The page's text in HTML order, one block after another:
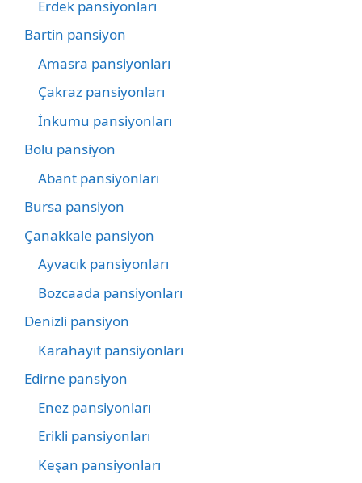
Erdek pansiyonları
Bartin pansiyon
Amasra pansiyonları
Çakraz pansiyonları
İnkumu pansiyonları
Bolu pansiyon
Abant pansiyonları
Bursa pansiyon
Çanakkale pansiyon
Ayvacık pansiyonları
Bozcaada pansiyonları
Denizli pansiyon
Karahayıt pansiyonları
Edirne pansiyon
Enez pansiyonları
Erikli pansiyonları
Keşan pansiyonları